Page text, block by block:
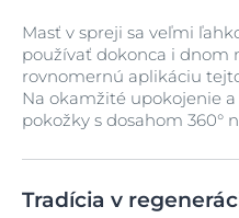
Masť v spreji sa veľmi
používať dokonca i dnom
rovnomernú aplikáciu
Na okamžité upokojenie
pokožky s dosahom 360°
Tradícia v